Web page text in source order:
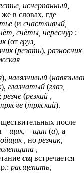
исчерпанный,
же в словах, где
(и счастливый,
счёты, чересчур ;
(от груз,
(резать), разносчик
), навязчивый (
), глазчатый (глаз,
резче (резкий ,
(тряский).
после
−щик, – щин (а), а
, но резчик,
,
сщ встречается
расщепить,